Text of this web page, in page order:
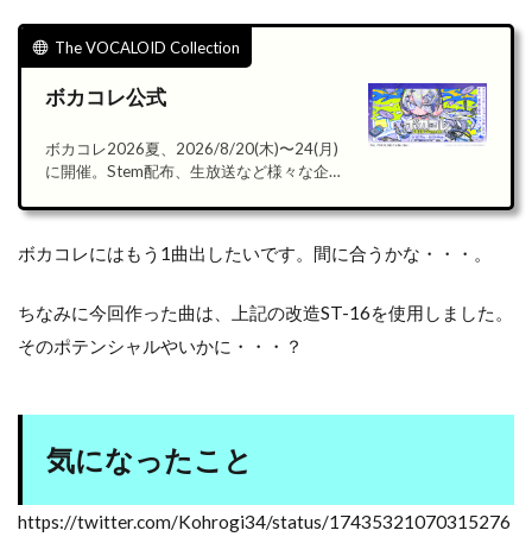
The VOCALOID Collection
ボカコレ公式
ボカコレ2026夏、2026/8/20(木)〜24(月)
に開催。Stem配布、生放送など様々な企画
ボカコレにはもう1曲出したいです。間に合うかな・・・。
ちなみに今回作った曲は、上記の改造ST-16を使用しました。
そのポテンシャルやいかに・・・？
気になったこと
https://twitter.com/Kohrogi34/status/17435321070315276